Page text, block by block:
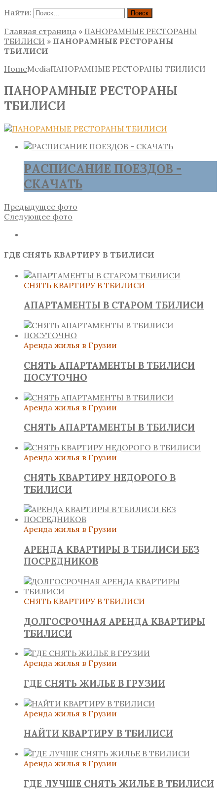
Найти:
Главная страница » ПАНОРАМНЫЕ РЕСТОРАНЫ
ТБИЛИСИ » ПАНОРАМНЫЕ РЕСТОРАНЫ
ТБИЛИСИ
HomeMediaПАНОРАМНЫЕ РЕСТОРАНЫ ТБИЛИСИ
ПАНОРАМНЫЕ РЕСТОРАНЫ
ТБИЛИСИ
РАСПИСАНИЕ ПОЕЗДОВ -
СКАЧАТЬ
Предыдущее фото
Следующее фото
ГДЕ СНЯТЬ КВАРТИРУ В ТБИЛИСИ
СНЯТЬ КВАРТИРУ В ТБИЛИСИ
АПАРТАМЕНТЫ В СТАРОМ ТБИЛИСИ
Аренда жилья в Грузии
СНЯТЬ АПАРТАМЕНТЫ В ТБИЛИСИ
ПОСУТОЧНО
Аренда жилья в Грузии
СНЯТЬ АПАРТАМЕНТЫ В ТБИЛИСИ
Аренда жилья в Грузии
СНЯТЬ КВАРТИРУ НЕДОРОГО В
ТБИЛИСИ
Аренда жилья в Грузии
АРЕНДА КВАРТИРЫ В ТБИЛИСИ БЕЗ
ПОСРЕДНИКОВ
СНЯТЬ КВАРТИРУ В ТБИЛИСИ
ДОЛГОСРОЧНАЯ АРЕНДА КВАРТИРЫ
ТБИЛИСИ
Аренда жилья в Грузии
ГДЕ СНЯТЬ ЖИЛЬЕ В ГРУЗИИ
Аренда жилья в Грузии
НАЙТИ КВАРТИРУ В ТБИЛИСИ
Аренда жилья в Грузии
ГДЕ ЛУЧШЕ СНЯТЬ ЖИЛЬЕ В ТБИЛИСИ